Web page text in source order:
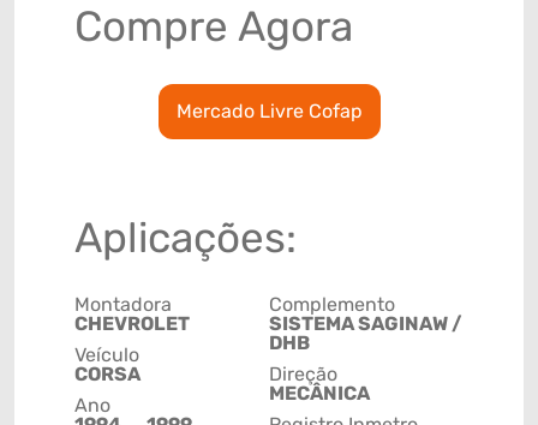
Compre Agora
Mercado Livre Cofap
Aplicações:
Montadora
CHEVROLET
Veículo
CORSA
Ano
Complemento
SISTEMA SAGINAW /
DHB
Direção
MECÂNICA